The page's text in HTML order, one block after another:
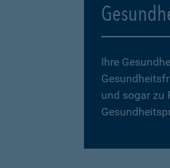
Ihre
und sogar zu